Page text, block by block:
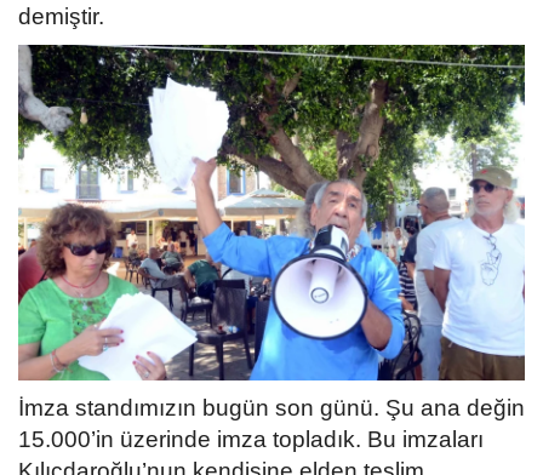
demiştir.
İmza standımızın bugün son günü. Şu ana değin
15.000’in üzerinde imza topladık. Bu imzaları